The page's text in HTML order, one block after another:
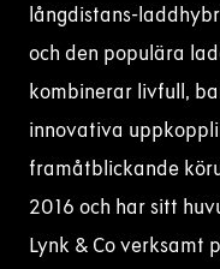
långdistans-
och den populära
kombinerar livfull,
innovativa
framåtblickande
2016 och har sitt
Lynk & Co verksamt